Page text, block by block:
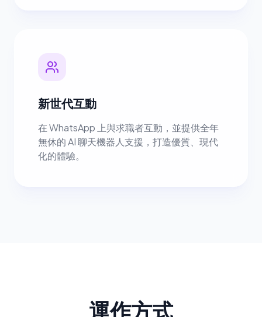
新世代互動
在 WhatsApp 上與求職者互動，並提供全年
無休的 AI 聊天機器人支援，打造優質、現代
化的體驗。
運作方式